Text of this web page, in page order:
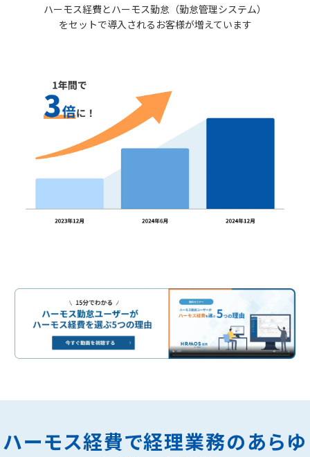
ハーモス経費とハーモス勤怠（勤怠管理システム）
をセットで導入されるお客様が増えています
ハーモス経費で経理業務のあらゆ